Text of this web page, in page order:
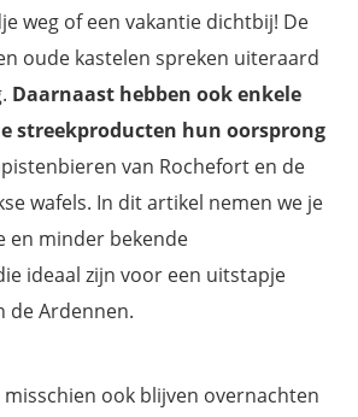
weg of een vakantie dichtbij! De
oude kastelen spreken uiteraard
Daarnaast hebben ook enkele
streekproducten hun oorsprong
van Rochefort en de
wafels. In dit artikel nemen we je
en minder bekende
ideaal zijn voor een uitstapje
de Ardennen.
ook blijven overnachten